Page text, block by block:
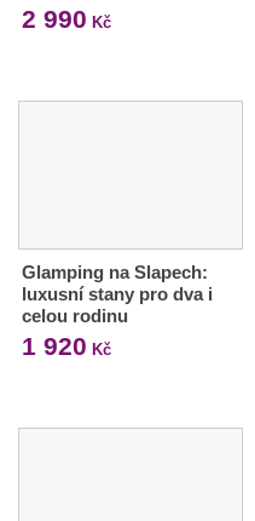
2 990 Kč
Glamping na Slapech:
luxusní stany pro dva i
celou rodinu
1 920 Kč